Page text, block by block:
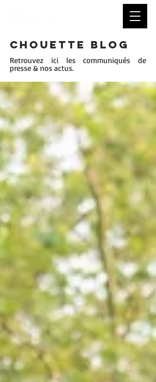
CHOUETTE BLOG
Retrouvez ici les communiqués de
presse & nos actus.